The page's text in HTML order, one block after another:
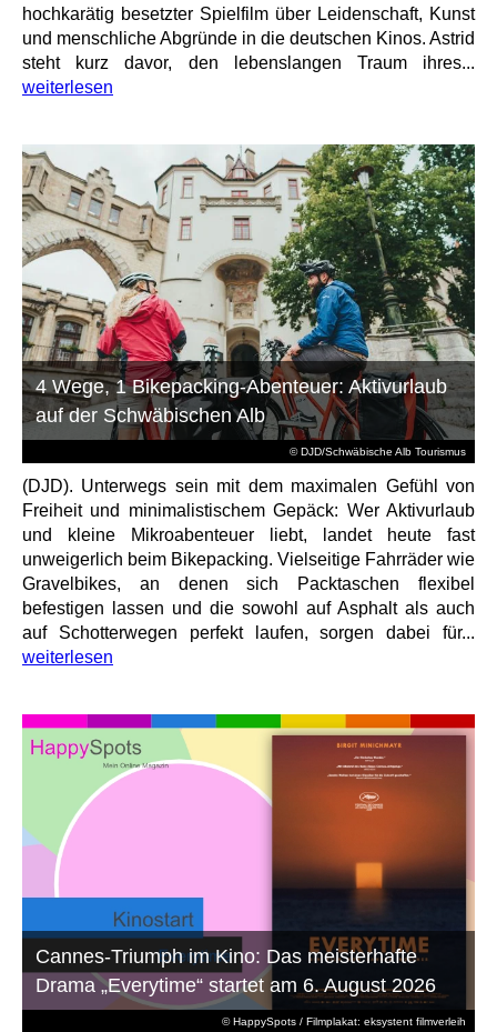
hochkarätig besetzter Spielfilm über Leidenschaft, Kunst
und menschliche Abgründe in die deutschen Kinos. Astrid
steht kurz davor, den lebenslangen Traum ihres...
weiterlesen
© DJD/Schwäbische Alb Tourismus
4 Wege, 1 Bikepacking-Abenteuer: Aktivurlaub
auf der Schwäbischen Alb
(DJD). Unterwegs sein mit dem maximalen Gefühl von
Freiheit und minimalistischem Gepäck: Wer Aktivurlaub
und kleine Mikroabenteuer liebt, landet heute fast
unweigerlich beim Bikepacking. Vielseitige Fahrräder wie
Gravelbikes, an denen sich Packtaschen flexibel
befestigen lassen und die sowohl auf Asphalt als auch
auf Schotterwegen perfekt laufen, sorgen dabei für...
weiterlesen
© HappySpots / Filmplakat: eksystent filmverleih
Cannes-Triumph im Kino: Das meisterhafte
Drama „Everytime“ startet am 6. August 2026